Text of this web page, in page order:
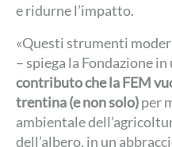
e ridurne l’impatto.
«Questi strumenti
– spiega la Fondazione
contributo che la FEM
trentina (e non solo)per
ambientale
dell’albero, in un